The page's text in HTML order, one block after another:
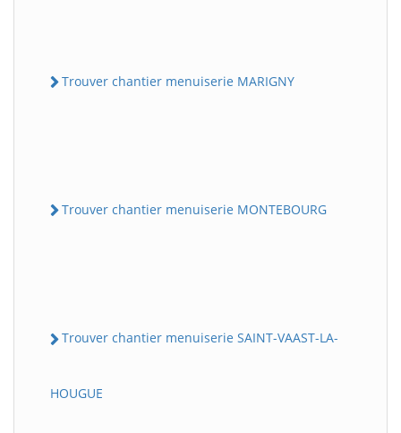
Trouver chantier menuiserie MARIGNY
Trouver chantier menuiserie MONTEBOURG
Trouver chantier menuiserie SAINT-VAAST-LA-
HOUGUE